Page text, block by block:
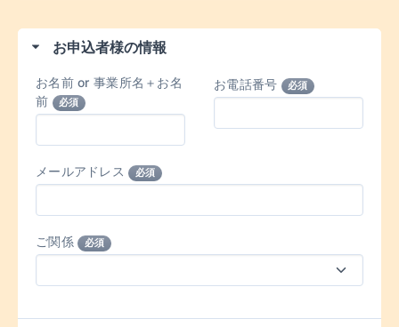
お申込者様の情報
お名前 or 事業所名＋お名
前
必須
お電話番号 必須
メールアドレス 必須
ご関係 必須